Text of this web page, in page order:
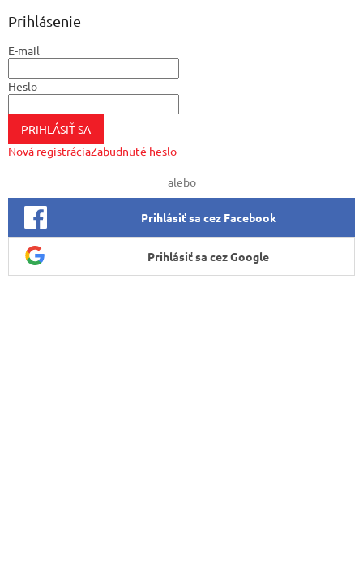
Prihlásenie
E-mail
Heslo
PRIHLÁSIŤ SA
Nová registráciaZabudnuté heslo
alebo
Prihlásiť sa cez Facebook
Prihlásiť sa cez Google